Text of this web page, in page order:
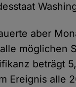
aber
möglichen
beträgt
Ereignis alle